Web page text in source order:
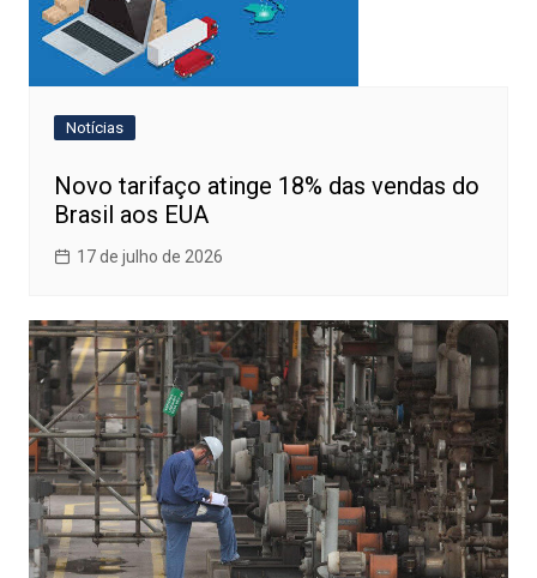
Notícias
Novo tarifaço atinge 18% das vendas do
Brasil aos EUA
17 de julho de 2026